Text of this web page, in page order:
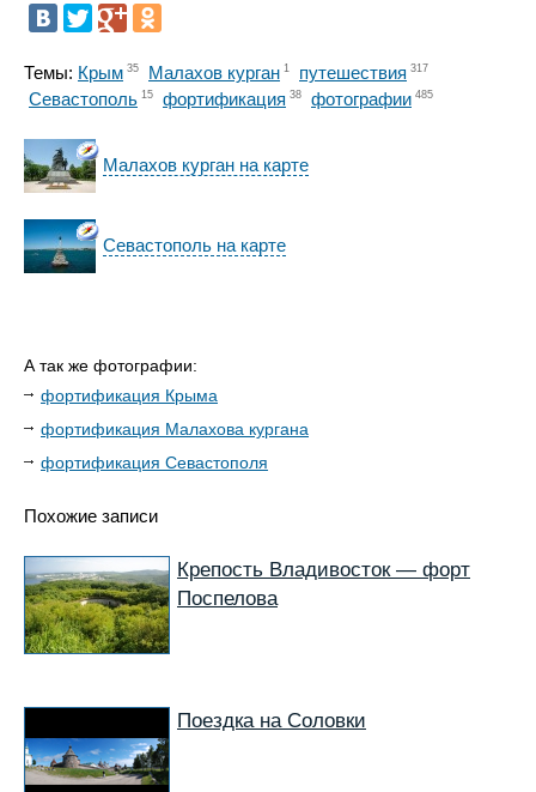
Темы: Крым 35 Малахов курган 1 путешествия 317
Севастополь 15 фортификация 38 фотографии 485
Малахов курган на карте
Севастополь на карте
А так же фотографии:
фортификация Крыма
фортификация Малахова кургана
фортификация Севастополя
Похожие записи
Крепость Владивосток — форт
Поспелова
Поездка на Соловки